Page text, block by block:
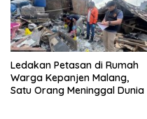
Ledakan Petasan di Rumah
Warga Kepanjen Malang,
Satu Orang Meninggal Dunia